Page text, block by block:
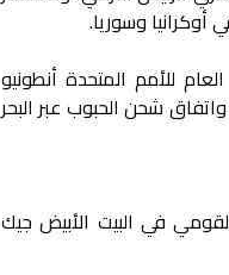
وسوريا.
للأمم المتحدة أنطونيو
شحن الحبوب عبر البحر
في البيت الأبيض جيك